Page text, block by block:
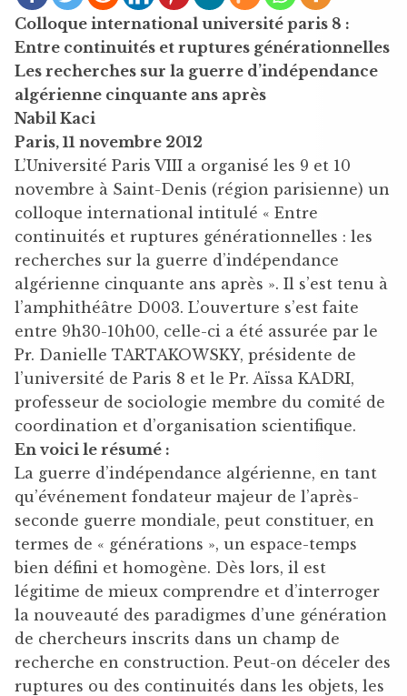
Colloque international université paris 8 :
Entre continuités et ruptures générationnelles
Les recherches sur la guerre d’indépendance
algérienne cinquante ans après
Nabil Kaci
Paris, 11 novembre 2012
L’Université Paris VIII a organisé les 9 et 10
novembre à Saint-Denis (région parisienne) un
colloque international intitulé « Entre
continuités et ruptures générationnelles : les
recherches sur la guerre d’indépendance
algérienne cinquante ans après ». Il s’est tenu à
l’amphithéâtre D003. L’ouverture s’est faite
entre 9h30-10h00, celle-ci a été assurée par le
Pr. Danielle TARTAKOWSKY, présidente de
l’université de Paris 8 et le Pr. Aïssa KADRI,
professeur de sociologie membre du comité de
coordination et d’organisation scientifique.
En voici le résumé :
La guerre d’indépendance algérienne, en tant
qu’événement fondateur majeur de l’après-
seconde guerre mondiale, peut constituer, en
termes de « générations », un espace-temps
bien défini et homogène. Dès lors, il est
légitime de mieux comprendre et d’interroger
la nouveauté des paradigmes d’une génération
de chercheurs inscrits dans un champ de
recherche en construction. Peut-on déceler des
ruptures ou des continuités dans les objets, les